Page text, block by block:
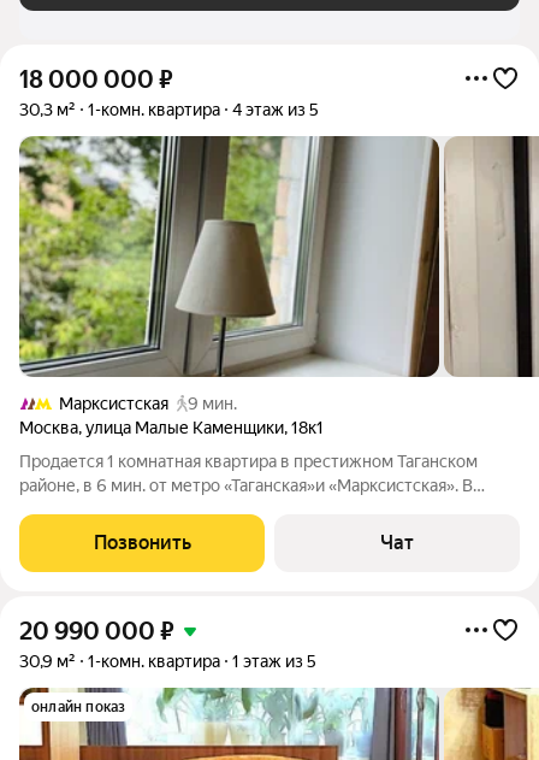
18 000 000 ₽
30,3 м² 1-комн. квартира 4 этаж из 5
Марксистская
9 мин.
Москва,улица Малые Каменщики,18к1
Продается 1 комнатная квартира в престижном Таганском
районе, в 6 мин. от метро «Таганская»и «Марксистская». В
хорошем состоянии, Вам требуется сделать ремонт по своему
желанию. Квартира на
Позвонить Чат
20 990 000 ₽
30,9 м² 1-комн. квартира 1 этаж из 5
онлайн показ